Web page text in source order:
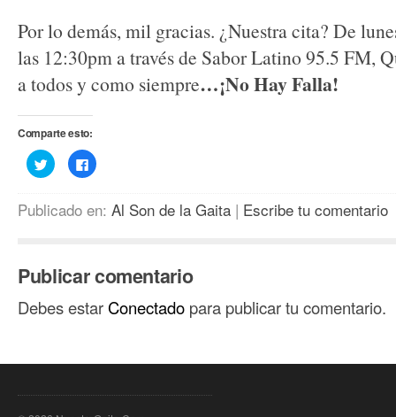
Por lo demás, mil gracias. ¿Nuestra cita? De
las 12:30pm a través de Sabor Latino 95.5 FM,
a todos y como siempre…¡No Hay Falla!
Comparte esto:
Haz
clic
en
Twitter
ventana
nueva)
Haz
clic
Facebook
nueva)
Publicado en: Al Son de la Gaita | Escribe tu comentario
Publicar comentario
Debes estar Conectado para publicar tu comentario.